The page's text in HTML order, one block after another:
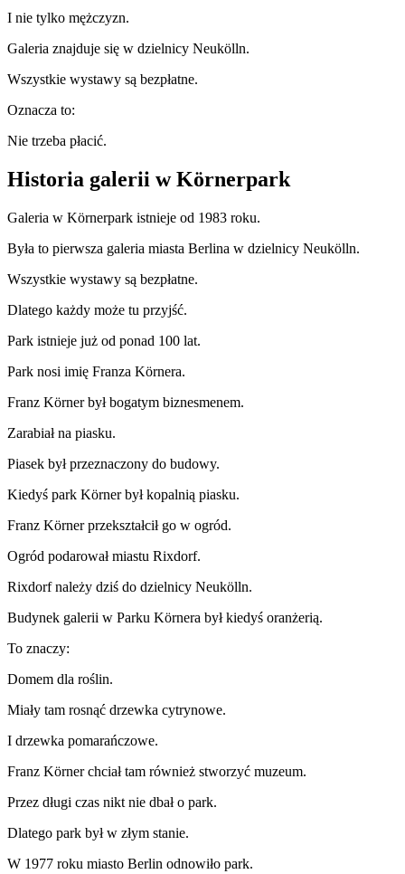
I nie tylko mężczyzn.
Galeria znajduje się w dzielnicy Neukölln.
Wszystkie wystawy są bezpłatne.
Oznacza to:
Nie trzeba płacić.
Historia galerii w Körnerpark
Galeria w Körnerpark istnieje od 1983 roku.
Była to pierwsza galeria miasta Berlina w dzielnicy Neukölln.
Wszystkie wystawy są bezpłatne.
Dlatego każdy może tu przyjść.
Park istnieje już od ponad 100 lat.
Park nosi imię Franza Körnera.
Franz Körner był bogatym biznesmenem.
Zarabiał na piasku.
Piasek był przeznaczony do budowy.
Kiedyś park Körner był kopalnią piasku.
Franz Körner przekształcił go w ogród.
Ogród podarował miastu Rixdorf.
Rixdorf należy dziś do dzielnicy Neukölln.
Budynek galerii w Parku Körnera był kiedyś oranżerią.
To znaczy:
Domem dla roślin.
Miały tam rosnąć drzewka cytrynowe.
I drzewka pomarańczowe.
Franz Körner chciał tam również stworzyć muzeum.
Przez długi czas nikt nie dbał o park.
Dlatego park był w złym stanie.
W 1977 roku miasto Berlin odnowiło park.